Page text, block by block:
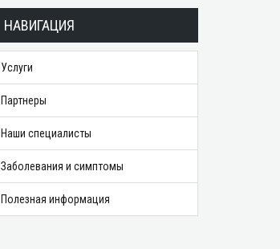
НАВИГАЦИЯ
Услуги
Партнеры
Наши специалисты
Заболевания и симптомы
Полезная информация